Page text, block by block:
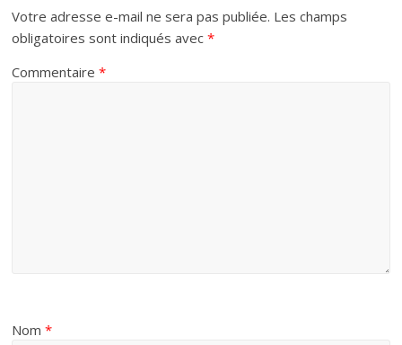
Votre adresse e-mail ne sera pas publiée. Les champs
obligatoires sont indiqués avec*
Commentaire*
Nom*